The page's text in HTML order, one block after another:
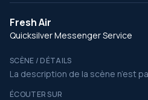
Fresh Air
Quicksilver Messenger Service
SCÈNE / DÉTAILS
La description de la scène n’est
ÉCOUTER SUR